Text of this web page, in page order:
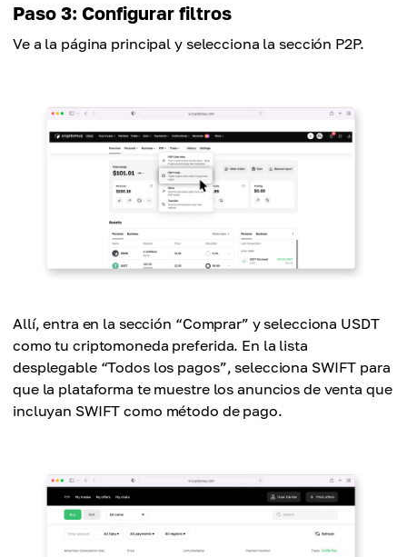
Paso 3: Configurar filtros
Ve a la página principal y selecciona la sección P2P.
Allí, entra en la sección “Comprar” y selecciona USDT
como tu criptomoneda preferida. En la lista
desplegable “Todos los pagos”, selecciona SWIFT para
que la plataforma te muestre los anuncios de venta que
incluyan SWIFT como método de pago.